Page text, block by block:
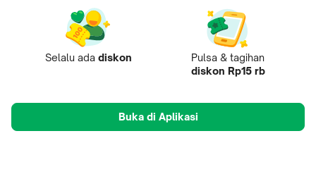
Selalu ada diskon
Pulsa & tagihan
diskon Rp15 rb
Buka di Aplikasi